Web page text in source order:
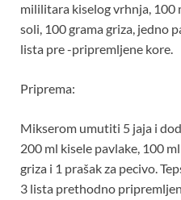
mililitara kiselog vrhnja, 100
soli, 100 grama griza, jedno
lista pre -pripremljene kore.
Priprema:
Mikserom umutiti 5 jaja i
200 ml kisele pavlake, 100
griza i 1 prašak za pecivo.
3 lista prethodno